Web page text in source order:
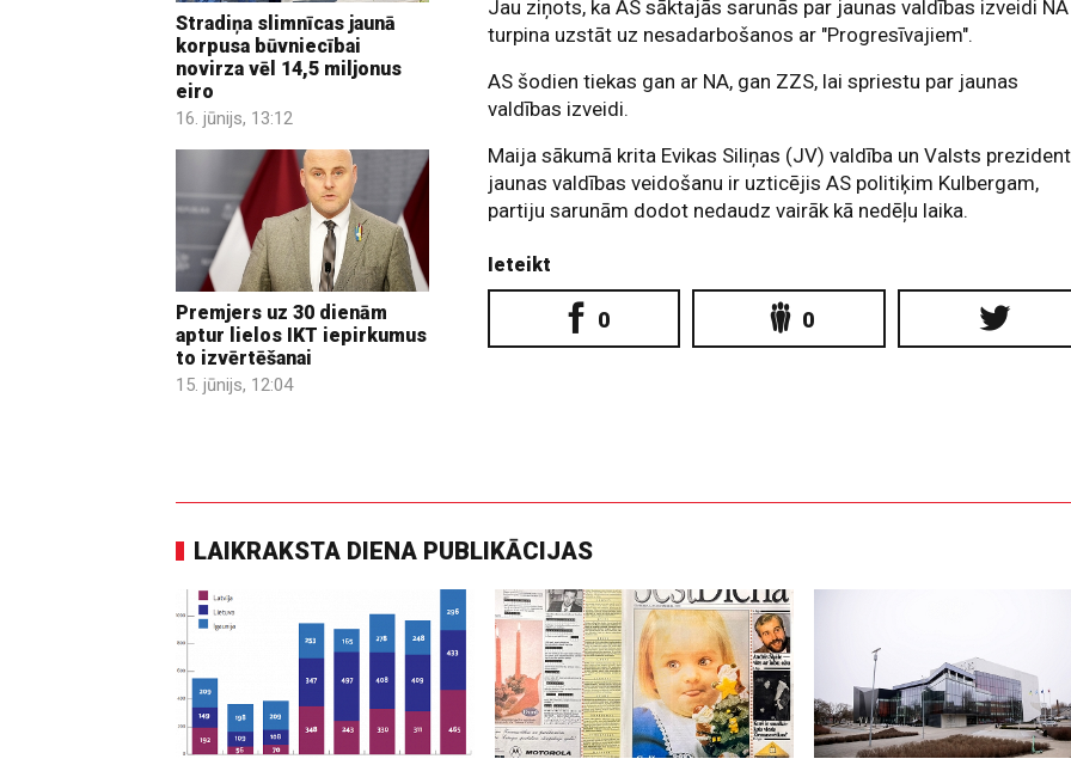
Stradiņa slimnīcas jaunā
korpusa būvniecībai
novirza vēl 14,5 miljonus
eiro
16. jūnijs, 13:12
Premjers uz 30 dienām
aptur lielos IKT iepirkumus
to izvērtēšanai
15. jūnijs, 12:04
Jau ziņots, ka AS sāktajās sarunās par jaunas valdības izveidi NA
turpina uzstāt uz nesadarbošanos ar "Progresīvajiem".
AS šodien tiekas gan ar NA, gan ZZS, lai spriestu par jaunas
valdības izveidi.
Maija sākumā krita Evikas Siliņas (JV) valdība un Valsts
jaunas valdības veidošanu ir uzticējis AS politiķim Kulbergam,
partiju sarunām dodot nedaudz vairāk kā nedēļu laika.
Ieteikt
0 0
LAIKRAKSTA DIENA PUBLIKĀCIJAS